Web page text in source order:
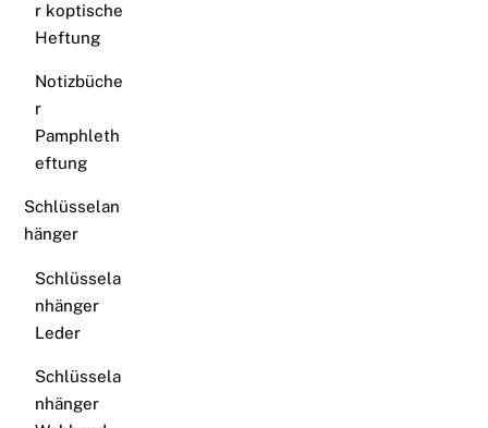
r koptische
Heftung
Notizbüche
r
Pamphleth
eftung
Schlüsselan
hänger
Schlüssela
nhänger
Leder
Schlüssela
nhänger